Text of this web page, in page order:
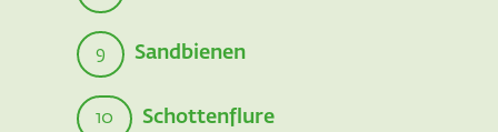
9 Sandbienen
10 Schottenflure